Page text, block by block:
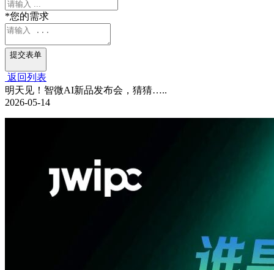
*您的需求
提交表单
返回列表
明天见！智微AI新品发布会，猜猜…..
2026-05-14